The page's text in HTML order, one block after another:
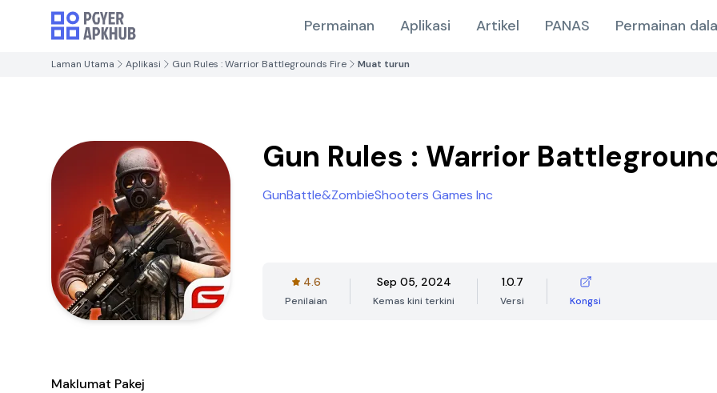
Permainan Aplikasi Artikel PANAS Permainan
Laman Utama Aplikasi Gun Rules : Warrior Battlegrounds Fire Muat turun
Gun Rules : Warrior
GunBattle&ZombieShooters Games Inc
4.6
Penilaian
Sep 05, 2024
Kemas kini terkini
1.0.7
Versi Kongsi
Maklumat Pakej